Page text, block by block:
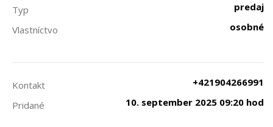
Typ
predaj
Vlastníctvo
osobné
Kontakt
+421904266991
Pridané
10. september 2025 09:20 hod